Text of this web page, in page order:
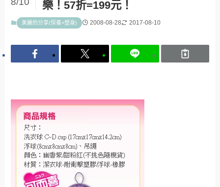
樂！57折=199元！
美麗的分享(保養+塑身) 2008-08-28 2017-08-10